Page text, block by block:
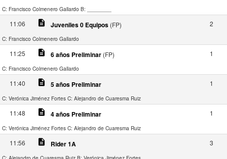
C: Francisco Colmenero Gallardo B: ________
11:06 description Juveniles 0 Equipos (FP) 2
C: Francisco Colmenero Gallardo
11:25 description 6 años Preliminar (FP) 1
C: Francisco Colmenero Gallardo
11:40 description 5 años Preliminar 1
C: Verónica Jiménez Fortes C: Alejandro de Cuaresma Ruiz
11:48 description 4 años Preliminar 1
C: Verónica Jiménez Fortes C: Alejandro de Cuaresma Ruiz
11:56 description Rider 1A 3